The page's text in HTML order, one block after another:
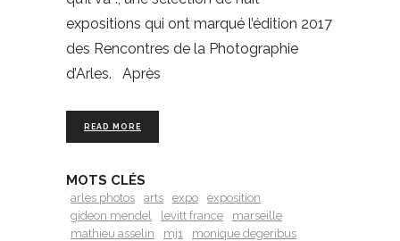
expositions qui ont marqué l’édition 2017
des Rencontres de la Photographie
d’Arles. Après
READ MORE
MOTS CLÉS
arles photos arts expo
exposition
gideon mendel
levitt france
marseille
mathieu asselin
mj1
monique degeribus